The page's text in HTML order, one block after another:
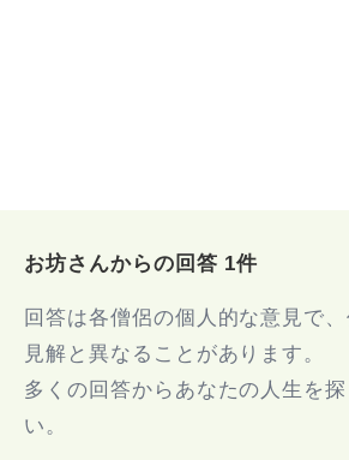
お坊さんからの回答 1件
回答は各僧侶の個人的な意見で
見解と異なることがあります。
多くの回答からあなたの人生を
い。